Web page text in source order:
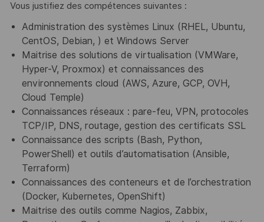
Vous justifiez des compétences suivantes :
Administration des systèmes Linux (RHEL, Ubuntu,
CentOS, Debian, ) et Windows Server
Maitrise des solutions de virtualisation (VMWare,
Hyper-V, Proxmox) et connaissances des
environnements cloud (AWS, Azure, GCP, OVH,
Cloud Temple)
Connaissances réseaux : pare-feu, VPN, protocoles
TCP/IP, DNS, routage, gestion des certificats SSL
Connaissance des scripts (Bash, Python,
PowerShell) et outils d’automatisation (Ansible,
Terraform)
Connaissances des conteneurs et de l’orchestration
(Docker, Kubernetes, OpenShift)
Maitrise des outils comme Nagios, Zabbix,